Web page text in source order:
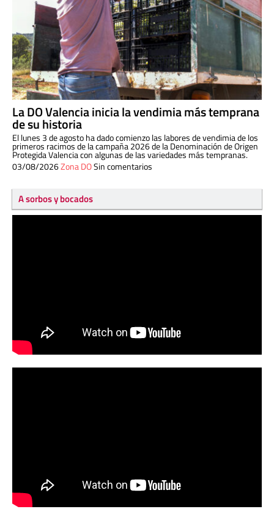
La DO Valencia inicia la vendimia más temprana
de su historia
El lunes 3 de agosto ha dado comienzo las labores de vendimia de los
primeros racimos de la campaña 2026 de la Denominación de Origen
Protegida Valencia con algunas de las variedades más tempranas.
03/08/2026Zona DOSin comentarios
A sorbos y bocados